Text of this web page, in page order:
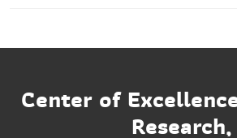
Center of
Research,